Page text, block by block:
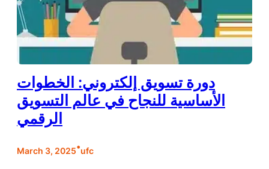
دورة تسويق إلكتروني: الخطوات
الأساسية للنجاح في عالم التسويق
الرقمي
March 3, 2025•ufc